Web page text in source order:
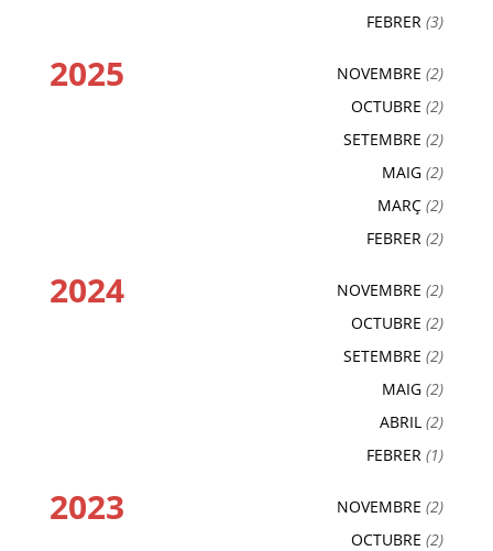
FEBRER (3)
2025 NOVEMBRE (2)
OCTUBRE (2)
SETEMBRE (2)
MAIG (2)
MARÇ (2)
FEBRER (2)
2024 NOVEMBRE (2)
OCTUBRE (2)
SETEMBRE (2)
MAIG (2)
ABRIL (2)
FEBRER (1)
2023 NOVEMBRE (2)
OCTUBRE (2)